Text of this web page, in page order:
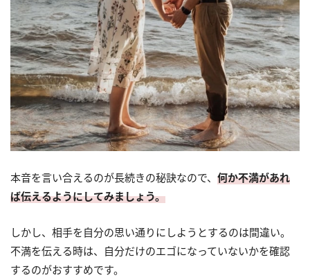
本音を言い合えるのが長続きの秘訣なので、 何か不満があれ
ば伝えるようにしてみましょう。
しかし、相手を自分の思い通りにしようとするのは間違い。
不満を伝える時は、自分だけのエゴになっていないかを確認
するのがおすすめです。